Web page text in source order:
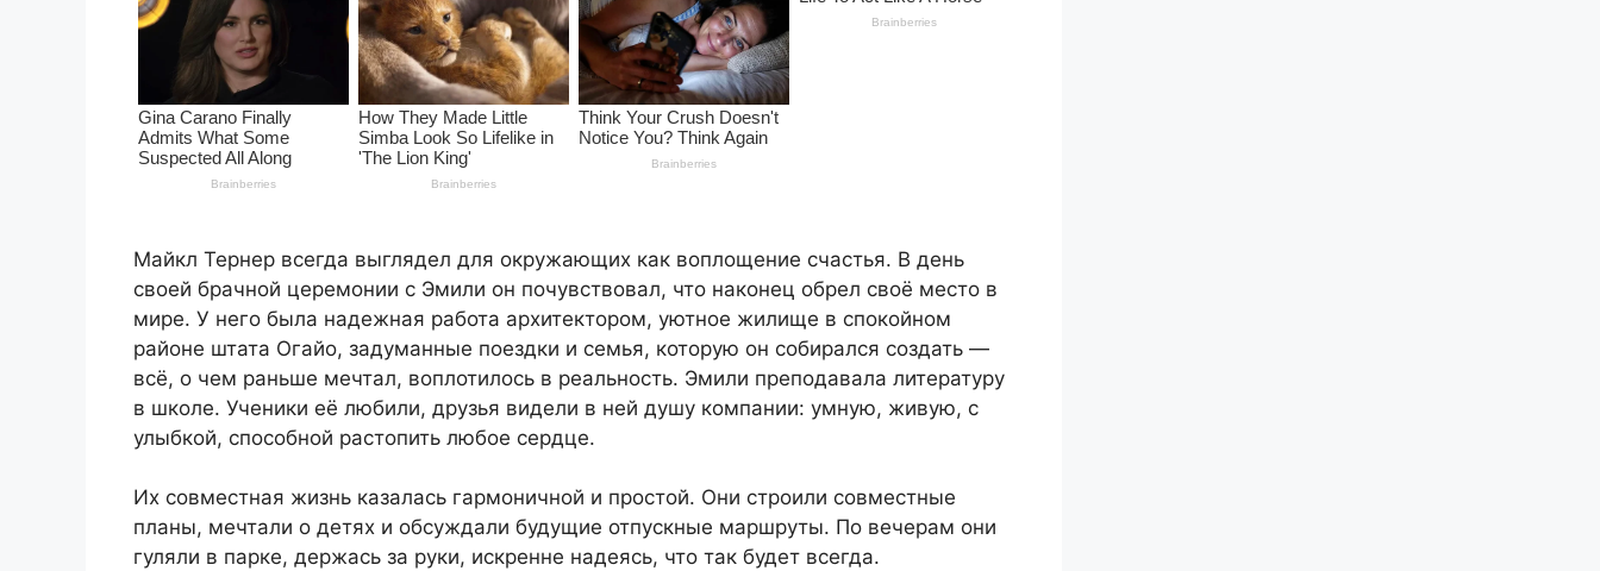
Майкл Тернер всегда выглядел для окружающих как воплощение счастья. В день
своей брачной церемонии с Эмили он почувствовал, что наконец обрел своё место в
мире. У него была надежная работа архитектором, уютное жилище в спокойном
районе штата Огайо, задуманные поездки и семья, которую он собирался создать —
всё, о чем раньше мечтал, воплотилось в реальность. Эмили преподавала литературу
в школе. Ученики её любили, друзья видели в ней душу компании: умную, живую, с
улыбкой, способной растопить любое сердце.
Их совместная жизнь казалась гармоничной и простой. Они строили совместные
планы, мечтали о детях и обсуждали будущие отпускные маршруты. По вечерам они
гуляли в парке, держась за руки, искренне надеясь, что так будет всегда.